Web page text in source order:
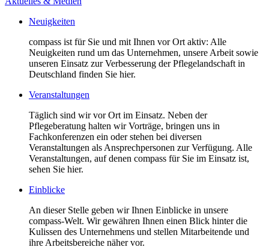
Neuigkeiten
compass ist für Sie und mit Ihnen vor Ort aktiv: Alle
Neuigkeiten rund um das Unternehmen, unsere Arbeit sowie
unseren Einsatz zur Verbesserung der Pflegelandschaft in
Deutschland finden Sie hier.
Veranstaltungen
Täglich sind wir vor Ort im Einsatz. Neben der
Pflegeberatung halten wir Vorträge, bringen uns in
Fachkonferenzen ein oder stehen bei diversen
Veranstaltungen als Ansprechpersonen zur Verfügung. Alle
Veranstaltungen, auf denen compass für Sie im Einsatz ist,
sehen Sie hier.
Einblicke
An dieser Stelle geben wir Ihnen Einblicke in unsere
compass-Welt. Wir gewähren Ihnen einen Blick hinter die
Kulissen des Unternehmens und stellen Mitarbeitende und
ihre Arbeitsbereiche näher vor.